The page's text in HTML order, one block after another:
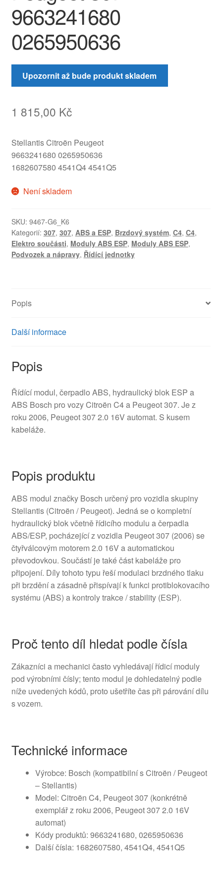
9663241680
0265950636
Upozornit až bude produkt skladem
1 815,00 Kč
Stellantis Citroën Peugeot
9663241680 0265950636
1682607580 4541Q4 4541Q5
Není skladem
SKU: 9467-G6_K6
Kategorií: 307, 307, ABS a ESP, Brzdový systém, C4, C4,
Elektro součásti, Moduly ABS ESP, Moduly ABS ESP,
Podvozek a nápravy, Řídící jednotky
Popis
Další informace
Popis
Řídící modul, čerpadlo ABS, hydraulický blok ESP a
ABS Bosch pro vozy Citroën C4 a Peugeot 307. Je z
roku 2006, Peugeot 307 2.0 16V automat. S kusem
kabeláže.
Popis produktu
ABS modul značky Bosch určený pro vozidla skupiny
Stellantis (Citroën / Peugeot). Jedná se o kompletní
hydraulický blok včetně řídicího modulu a čerpadla
ABS/ESP, pocházející z vozidla Peugeot 307 (2006) se
čtyřválcovým motorem 2.0 16V a automatickou
převodovkou. Součástí je také část kabeláže pro
připojení. Díly tohoto typu řeší modulaci brzdného tlaku
při brzdění a zásadně přispívají k funkci protiblokovacího
systému (ABS) a kontroly trakce / stability (ESP).
Proč tento díl hledat podle čísla
Zákazníci a mechanici často vyhledávají řídicí moduly
pod výrobními čísly; tento modul je dohledatelný podle
níže uvedených kódů, proto ušetříte čas při párování dílu
s vozem.
Technické informace
Výrobce: Bosch (kompatibilní s Citroën / Peugeot
– Stellantis)
Model: Citroën C4, Peugeot 307 (konkrétně
exemplář z roku 2006, Peugeot 307 2.0 16V
automat)
Kódy produktů: 9663241680, 0265950636
Další čísla: 1682607580, 4541Q4, 4541Q5